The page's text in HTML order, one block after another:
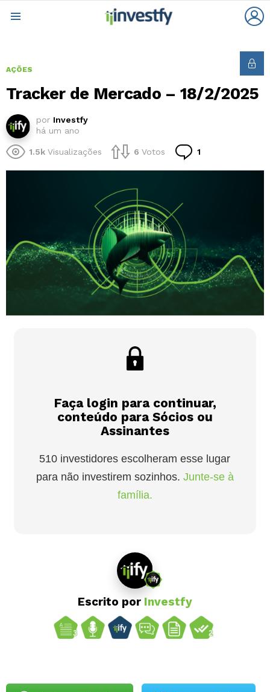
AÇÕES
Tracker de Mercado – 18/2/2025
por Investfy
há um ano
1.5k Visualizações 6 Votos 1
Faça login para continuar,
conteúdo para Sócios ou
Assinantes
510 investidores escolheram esse lugar
para não investirem sozinhos. Junte-se à
família.
Escrito por Investfy